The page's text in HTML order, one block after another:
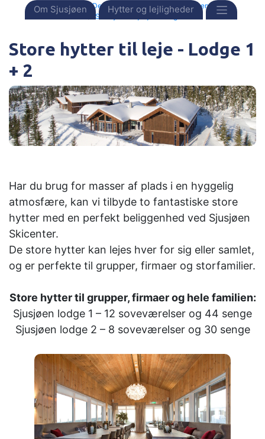
Om Sjusjøen Hytter og lejligheder
Forside Destinationer Norge
Sjusjøen
Storhytte - Sjusjøen lodge
Store hytter til leje - Lodge 1
+ 2
Har du brug for masser af plads i en hyggelig
atmosfære, kan vi tilbyde to fantastiske store
hytter med en perfekt beliggenhed ved Sjusjøen
Skicenter.
De store hytter kan lejes hver for sig eller samlet,
og er perfekte til grupper, firmaer og storfamilier.
Store hytter til grupper, firmaer og hele familien:
Sjusjøen lodge 1 – 12 soveværelser og 44 senge
Sjusjøen lodge 2 – 8 soveværelser og 30 senge